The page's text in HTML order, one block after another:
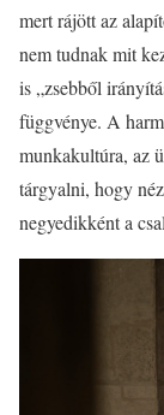
mert rájött az
nem tudnak mit
is „zsebből
függvénye. A
munkakultúra, az
tárgyalni, hogy
negyedikként a